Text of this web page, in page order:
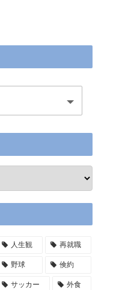
人生観 再就職
野球 倹約
サッカー 外食